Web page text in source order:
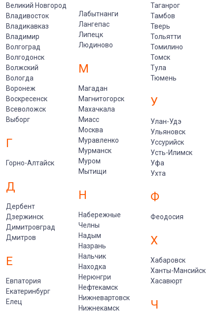
Великий Новгород
Владивосток
Владикавказ
Владимир
Волгоград
Волгодонск
Волжский
Вологда
Воронеж
Воскресенск
Всеволожск
Выборг
Г
Горно-Алтайск
Д
Дербент
Дзержинск
Димитровград
Дмитров
Е
Евпатория
Екатеринбург
Елец
Лабытнанги
Лангепас
Липецк
Людиново
М
Магадан
Магнитогорск
Махачкала
Миасс
Москва
Муравленко
Мурманск
Муром
Мытищи
Н
Набережные
Челны
Надым
Назрань
Нальчик
Находка
Нерюнгри
Нефтекамск
Нижневартовск
Нижнекамск
Таганрог
Тамбов
Тверь
Тольятти
Томилино
Томск
Тула
Тюмень
У
Улан-Удэ
Ульяновск
Уссурийск
Усть-Илимск
Уфа
Ухта
Ф
Феодосия
Х
Хабаровск
Ханты-Мансийск
Хасавюрт
Ч